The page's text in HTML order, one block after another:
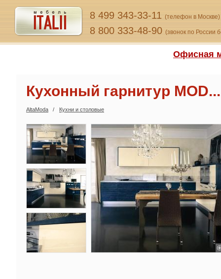
8 499 343-33-11 (телефон в Москве)
8 800 333-48-90 (звонок по России
Офисная
Кухонный гарнитур
AltaModa Кухни и столовые